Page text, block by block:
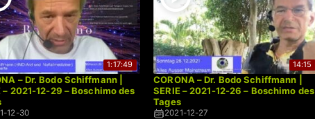
1:17:49
– Dr. Bodo Schiffmann |
– 2021-12-29 – Boschimo des
12-30
14:15
CORONA – Dr. Bodo Schiffmann |
SERIE – 2021-12-26 – Boschimo des
Tages
2021-12-27